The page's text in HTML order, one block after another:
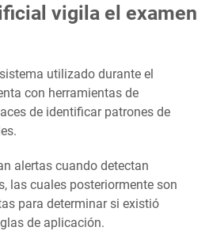
vigila el examen
utilizado durante el
con herramientas de
de identificar patrones de
alertas cuando detectan
las cuales posteriormente son
para determinar si existió
de aplicación.